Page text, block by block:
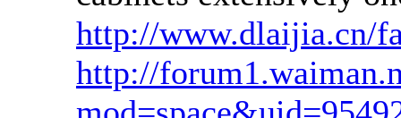
http://www.dlaijia.cn/
http://